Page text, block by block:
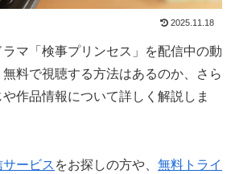
2025.11.18
マ「検事プリンセス」を配信中の動
料で視聴する方法はあるのか、さら
作品情報について詳しく解説しま
ービス をお探しの方や、 無料トライ